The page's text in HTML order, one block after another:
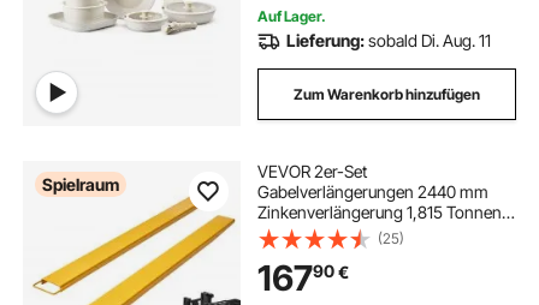
Auf Lager.
Lieferung:sobald Di. Aug. 11
Zum Warenkorb hinzufügen
Spielraum
VEVOR 2er-Set
Gabelverlängerungen 2440 mm
Zinkenverlängerung 1,815 Tonnen
Tragfähigkeit Gabelzinken Q235
Kohlenstoffstahl einteiliges Design
Palettengabelverlängerung
Kompatibel mit 106 mm Gabeln
(25)
16790€